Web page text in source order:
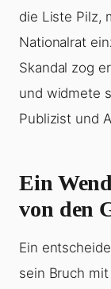
die Liste Pilz,
Nationalrat
Skandal zog
und widmete
Publizist und
Ein
von den
Ein
sein Bruch